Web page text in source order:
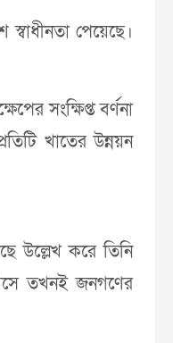
পেয়েছে।
সংক্ষিপ্ত বর্ণনা
খাতের উন্নয়ন
উল্লেখ করে তিনি
তখনই জনগণের